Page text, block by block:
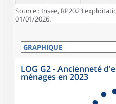
Source : Insee, RP2023
01/01/2026.
LOG G2 - Ancienneté
ménages en 2023